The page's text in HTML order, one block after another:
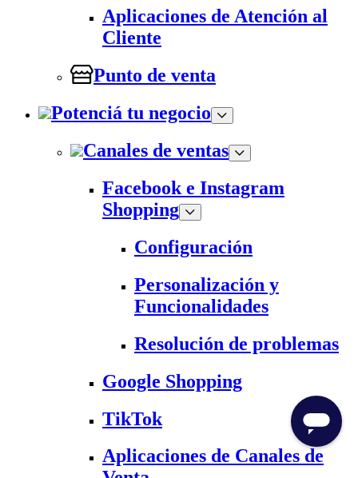
Aplicaciones de Atención al
Cliente
Punto de venta
Potenciá tu negocio
Canales de ventas
Facebook e Instagram
Shopping
Configuración
Personalización y
Funcionalidades
Resolución de problemas
Google Shopping
TikTok
Aplicaciones de Canales de